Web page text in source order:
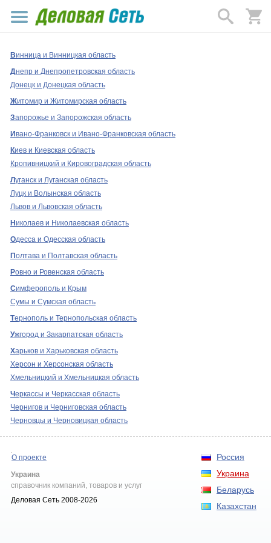
Винница и Винницкая область
Днепр и Днепропетровская область
Донецк и Донецкая область
Житомир и Житомирская область
Запорожье и Запорожская область
Ивано-Франковск и Ивано-Франковская область
Киев и Киевская область
Кропивницкий и Кировоградская область
Луганск и Луганская область
Луцк и Волынская область
Львов и Львовская область
Н иколаев и Николаевская область
Одесса и Одесская область
Полтава и Полтавская область
Ровно и Ровенская область
Симферополь и Крым
Сумы и Сумская область
Тернополь и Тернопольская область
Ужгород и Закарпатская область
Харьков и Харьковская область
Херсон и Херсонская область
Хмельницкий и Хмельницкая область
Черкассы и Черкасская область
Чернигов и Черниговская область
Черновцы и Черновицкая область
Россия
Украина
Беларусь
Казахстан
О проекте
Украина
справочник компаний, товаров и услуг
Деловая Сеть 2008-2026